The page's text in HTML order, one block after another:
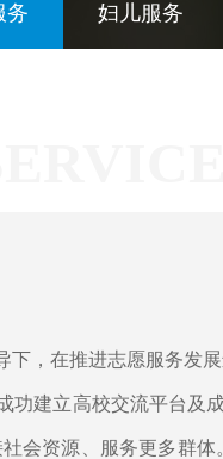
务 妇儿服务
，在推进志愿服务发
建立高校交流平台及
会资源、服务更多群体